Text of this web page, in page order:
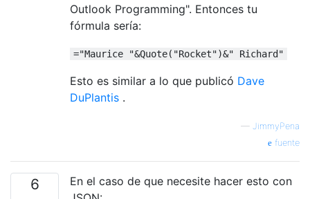
Outlook Programming". Entonces tu
fórmula sería:
="Maurice "&Quote("Rocket")&" Richard"
Esto es similar a lo que publicó Dave
DuPlantis .
— JimmyPena
fuente
6
En el caso de que necesite hacer esto con